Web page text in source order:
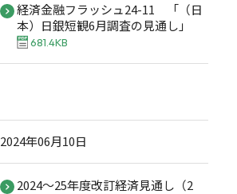
経済金融フラッシュ24-11 「（日
本）日銀短観6月調査の見通し」
681.4KB
2024年06月10日
2024～25年度改訂経済見通し（2